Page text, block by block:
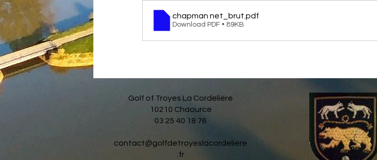
chapman net_brut .pdf
Download PDF • 89KB
Golf of Troyes La Cordelière
10210 Chaource
03 25 40 18 76
contact@golfdetroyeslacordeliere
.fr